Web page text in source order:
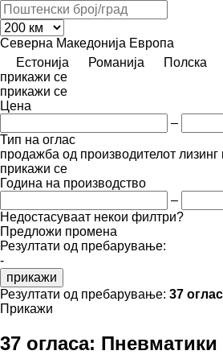
Северна Македонија Европа
Естонија
Романија Полска
прикажи се
прикажи се
Цена
–
Тип на оглас
продажба од производителот лизинг
прикажи се
Година на производство
–
Недостасуваат некои филтри?
Предложи промена
Резултати од пребарување:
-
прикажи
Резултати од пребарување: 37
Прикажи
37 огласа: Пневматики